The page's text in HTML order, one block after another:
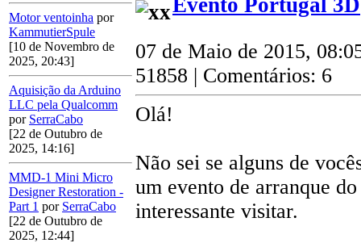
Motor ventoinha por
KammutierSpule
[10 de Novembro de
2025, 20:43]
Aquisição da Arduino
LLC pela Qualcomm
por SerraCabo
[22 de Outubro de
2025, 14:16]
MMD-1 Mini Micro
Designer Restoration -
Part 1 por SerraCabo
[22 de Outubro de
2025, 12:44]
Evento Portugal 3D
07 de Maio de 2015,
51858 | Comentários: 6
Olá!
Não sei se alguns de
um evento de arranque
interessante visitar.